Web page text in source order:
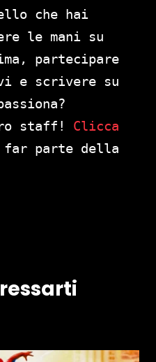
che hai
le mani su
partecipare
e scrivere su
staff! Clicca
far parte della